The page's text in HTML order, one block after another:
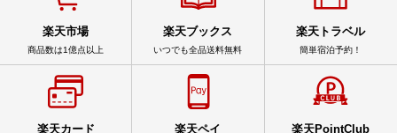
楽天市場
商品数は1億点以上
楽天ブックス
いつでも全品送料無料
楽天トラベル
簡単宿泊予約！
楽天カード 楽天ペイ 楽天PointClub